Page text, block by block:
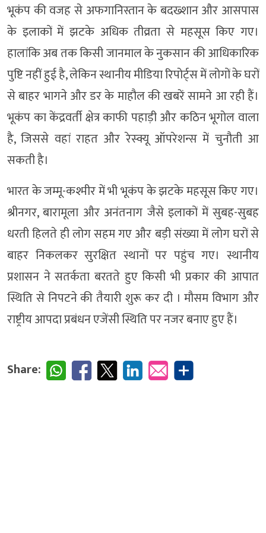
भूकंप की वजह से अफगानिस्तान के बदख्शान और आसपास
के इलाकों में झटके अधिक तीव्रता से महसूस किए गए।
हालांकि अब तक किसी जानमाल के नुकसान की आधिकारिक
पुष्टि नहीं हुई है, लेकिन स्थानीय मीडिया रिपोर्ट्स में लोगों के घरों
से बाहर भागने और डर के माहौल की खबरें सामने आ रही हैं।
भूकंप का केंद्रवर्ती क्षेत्र काफी पहाड़ी और कठिन भूगोल वाला
है, जिससे वहां राहत और रेस्क्यू ऑपरेशन्स में चुनौती आ
सकती है।
भारत के जम्मू-कश्मीर में भी भूकंप के झटके महसूस किए गए।
श्रीनगर, बारामूला और अनंतनाग जैसे इलाकों में सुबह-सुबह
धरती हिलते ही लोग सहम गए और बड़ी संख्या में लोग घरों से
बाहर निकलकर सुरक्षित स्थानों पर पहुंच गए। स्थानीय
प्रशासन ने सतर्कता बरतते हुए किसी भी प्रकार की आपात
स्थिति से निपटने की तैयारी शुरू कर दी । मौसम विभाग और
राष्ट्रीय आपदा प्रबंधन एजेंसी स्थिति पर नजर बनाए हुए हैं।
Share: